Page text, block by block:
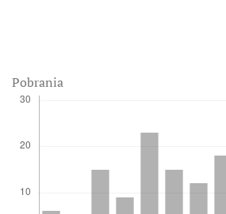
Pobrania